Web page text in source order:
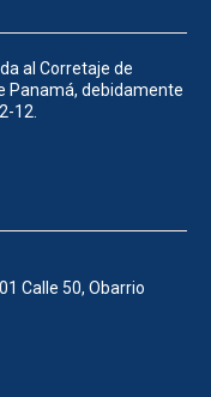
al Corretaje de
Panamá, debidamente
12.
Calle 50, Obarrio